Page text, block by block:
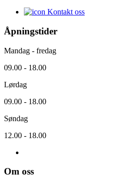
Kontakt oss
Åpningstider
Mandag - fredag
09.00 - 18.00
Lørdag
09.00 - 18.00
Søndag
12.00 - 18.00
Om oss